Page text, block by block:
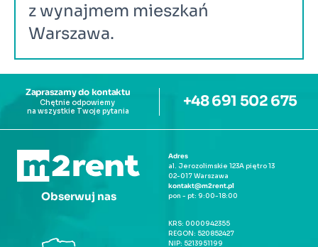
z wynajmem mieszkań
Warszawa.
Zapraszamy do kontaktu
Chętnie odpowiemy
na wszystkie Twoje pytania
+48 691 502 675
Obserwuj nas
Adres
al. Jerozolimskie 123A piętro 13
02-017 Warszawa
kontakt@m2rent.pl
pon - pt: 9:00-18:00
KRS: 0000942355
REGON: 520852427
NIP: 5213951199